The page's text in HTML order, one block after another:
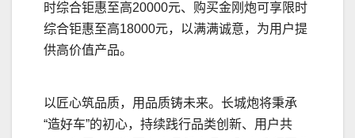
时综合钜惠至高20000元、购买金刚炮可享限时
综合钜惠至高18000元，以满满诚意，为用户提
供高价值产品。
以匠心筑品质，用品质铸未来。长城炮将秉承
“造好车”的初心，持续践行品类创新、用户共